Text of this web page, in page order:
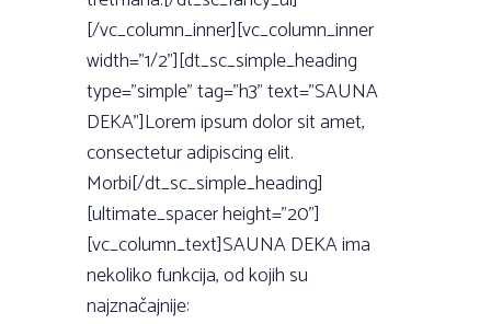
[/vc_column_inner][vc_column_inner
width=”1/2”][dt_sc_simple_heading
type=”simple” tag=”h3” text=”SAUNA
DEKA”]Lorem ipsum dolor sit amet,
consectetur adipiscing elit.
Morbi[/dt_sc_simple_heading]
[ultimate_spacer height=”20”]
[vc_column_text]SAUNA DEKA ima
nekoliko funkcija, od kojih su
najznačajnije: